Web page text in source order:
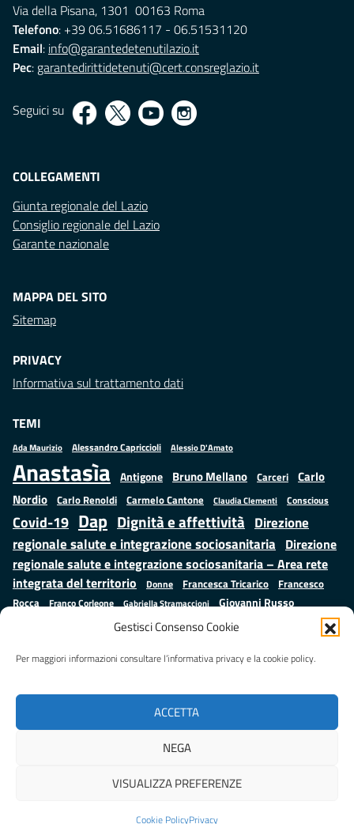
Gestisci Consenso Cookie
Per maggiori informazioni consultare l’informativa privacy e la cookie policy.
ACCETTA
NEGA
VISUALIZZA PREFERENZE
Cookie PolicyPrivacy
Via della Pisana, 1301 00163 Roma
Telefono: +39 06.51686117 - 06.51531120
Email: info@garantedetenutilazio.it
Pec: garantedirittidetenuti@cert.consreglazio.it
Seguici su
COLLEGAMENTI
Giunta regionale del Lazio
Consiglio regionale del Lazio
Garante nazionale
MAPPA DEL SITO
Sitemap
PRIVACY
Informativa sul trattamento dati
TEMI
Ada Maurizio Alessandro Capriccioli Alessio D'Amato
Anastasìa Antigone Bruno Mellano Carceri
Carlo
Nordio Carlo Renoldi Carmelo Cantone Claudia Clementi Conscious
Covid-19 Dap Dignità e affettività Direzione
regionale salute e integrazione sociosanitaria Direzione
regionale salute e integrazione sociosanitaria – Area rete
integrata del territorio
Donne Francesca Tricarico
Francesco
Rocca
Franco Corleone Gabriella Stramaccioni Giovanni Russo
Giuseppe Emanuele Cangemi Istruzione e cultura
Mauro
Palma ministero della Giustizia Minori Misure
Regione Lazio
Salute Samuele Ciambriello
Sarah Grieco Situazione in numeri
Valentina Calderone